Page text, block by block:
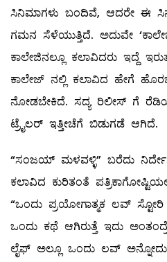
ಸಿನಿಮಾಗಳು ಬಂದಿವೆ, ಆದರೇ ಈ
ಗಮನ ಸೆಳೆಯುತ್ತಿದೆ. ಅದುವೇ
ಕಾಲೇಜಿನಲ್ಲೂ ಕಲಾವಿದರು ಇದ್ದೆ
ಕಾಲೇಜ್ ನಲ್ಲಿ ಕಲಾವಿದ ಹೇಗೆ
ನೋಡಬೇಕಿದೆ. ಸದ್ಯ ರಿಲೀಸ್ ಗೆ
ಟ್ರೈಲರ್ ಇತ್ತೀಚೆಗೆ ಬಿಡುಗಡೆ ಆಗಿದೆ.
“ಸಂಜಯ್ ಮಳವಳ್ಳಿ” ಬರೆದು
ಕಲಾವಿದ ಕುರಿತಂತೆ
“ಒಂದು ಪ್ರಯೋಗಾತ್ಮಕ ಲವ್ ಸ್ಟೋರಿ
ಒಂದು ಕಥೆ ಆಗಿರುತ್ತೆ ಇದು
ಲೈಫ್ ಅಲ್ಲೂ ಒಂದು ಲವ್